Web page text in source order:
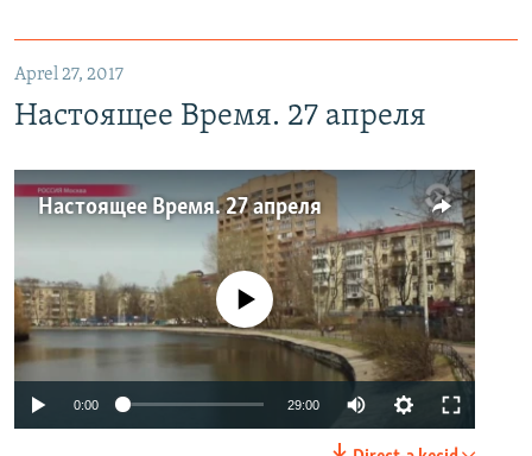
Aprel 27, 2017
Настоящее Время. 27 апреля
Настоящее Время. 27 апреля
No media source currently available
0:00 29:00